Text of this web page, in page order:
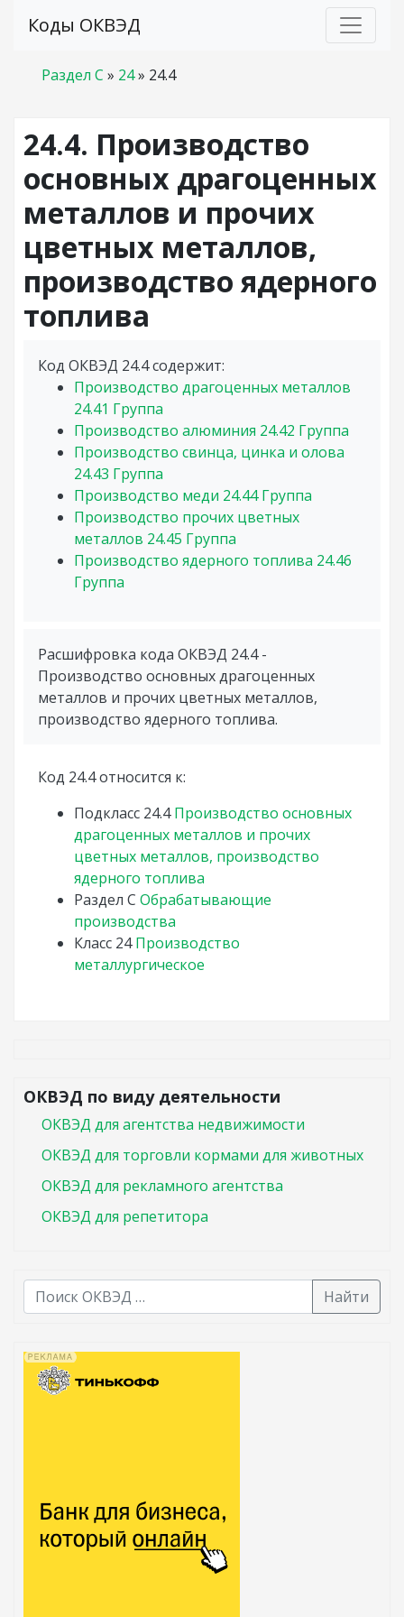
Коды ОКВЭД
Раздел C » 24» 24.4
24.4. Производство
основных драгоценных
металлов и прочих
цветных металлов,
производство ядерного
топлива
Код ОКВЭД 24.4 содержит:
Производство драгоценных металлов
24.41 Группа
Производство алюминия 24.42 Группа
Производство свинца, цинка и олова
24.43 Группа
Производство меди 24.44 Группа
Производство прочих цветных
металлов 24.45 Группа
Производство ядерного топлива 24.46
Группа
Расшифровка кода ОКВЭД 24.4 -
Производство основных драгоценных
металлов и прочих цветных металлов,
производство ядерного топлива.
Код 24.4 относится к:
Подкласс 24.4 Производство основных
драгоценных металлов и прочих
цветных металлов, производство
ядерного топлива
Раздел C Обрабатывающие
производства
Класс 24 Производство
металлургическое
ОКВЭД по виду деятельности
ОКВЭД для агентства недвижимости
ОКВЭД для торговли кормами для животных
ОКВЭД для рекламного агентства
ОКВЭД для репетитора
Найти
В списке найденных результатов используйте